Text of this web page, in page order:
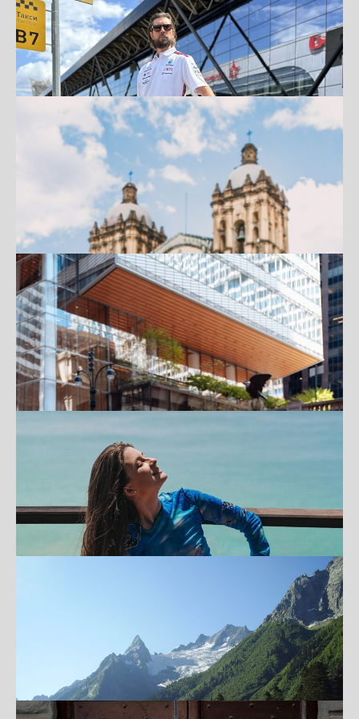
СОЛНЦЕ, МОРЕ, FEELWAY! ИНТЕРВЬЮ С
ТРИУМФАТОРАМИ РОЗЫГРЫШЕЙ
ПОЕЗДОК НА МОРЕ! ИСТОРИИ
ПОБЕДИТЕЛЕЙ!
ПОДРОБНЕЕ
ПОБУЖДАЯ К ПРИКЛЮЧЕНИЯМ: ВЫБОР
НОВОГОДНИХ ПОДАРКОВ ОТ FEELWAY
ДЛЯ ВАШИХ РОДНЫХ
ПОДРОБНЕЕ
ПРЕМИАЛЬНЫЙ ЧЕМОДАН FEELWAY:
ИДЕАЛЬНЫЙ ВЫБОР ДЛЯ СТИЛЬНЫХ И
ПРАКТИЧНЫХ МУЖЧИН
ПОДРОБНЕЕ
22 САМЫХ ЯРКИХ И НЕОБЫЧНЫХ МЕСТА
ДЛЯ ПУТЕШЕСТВИЙ
ПОДРОБНЕЕ